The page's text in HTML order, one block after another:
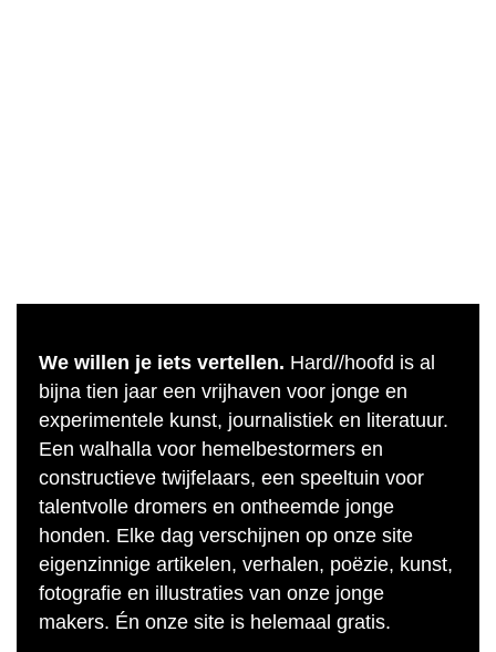
We willen je iets vertellen. Hard//hoofd is al
bijna tien jaar een vrijhaven voor jonge en
experimentele kunst, journalistiek en literatuur.
Een walhalla voor hemelbestormers en
constructieve twijfelaars, een speeltuin voor
talentvolle dromers en ontheemde jonge
honden. Elke dag verschijnen op onze site
eigenzinnige artikelen, verhalen, poëzie, kunst,
fotografie en illustraties van onze jonge
makers. Én onze site is helemaal gratis.